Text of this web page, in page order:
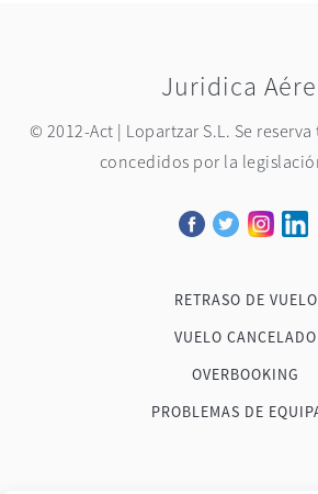
Juridica
© 2012-Act | Lopartzar S.L. Se
concedidos por la
RETRASO DE VUELO
VUELO CANCELADO
OVERBOOKING
PROBLEMAS DE